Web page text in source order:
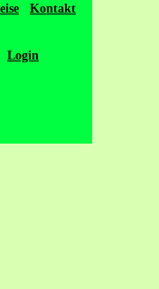
Kontakt
Login
Alle Rechte